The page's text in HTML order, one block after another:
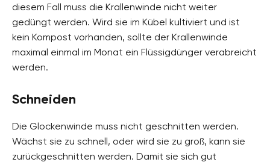
diesem Fall muss die Krallenwinde nicht weiter
gedüngt werden. Wird sie im Kübel kultiviert und ist
kein Kompost vorhanden, sollte der Krallenwinde
maximal einmal im Monat ein Flüssigdünger verabreicht
werden.
Schneiden
Die Glockenwinde muss nicht geschnitten werden.
Wächst sie zu schnell, oder wird sie zu groß, kann sie
zurückgeschnitten werden. Damit sie sich gut